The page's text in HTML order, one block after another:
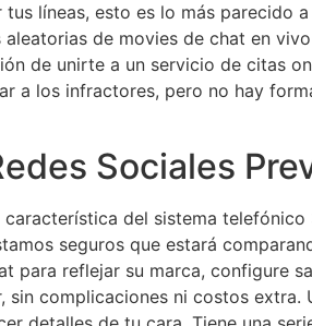
líneas, esto es lo más parecido
aleatorias de movies de chat en
de unirte a un servicio de citas
a los infractores, pero no hay
Sociales
del sistema
seguros que estará
para reflejar su marca, configure
complicaciones ni costos